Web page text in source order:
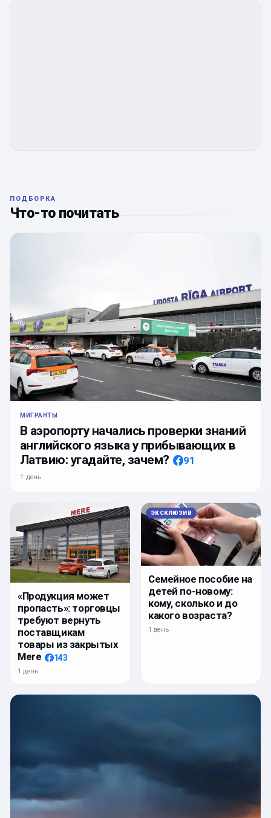
ПОДБОРКА
Что-то почитать
МИГРАНТЫ
В аэропорту начались проверки знаний
английского языка у прибывающих в
Латвию: угадайте, зачем?
91
1 день
«Продукция может
пропасть»: торговцы
требуют вернуть
поставщикам
товары из закрытых
Mere
143
1 день
ЭКСКЛЮЗИВ
Семейное пособие на
детей по-новому:
кому, сколько и до
какого возраста?
1 день